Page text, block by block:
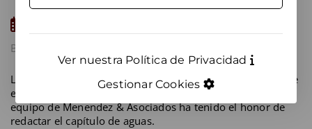
BLOG
La conocida colección de los Mementos Prácticos Lefevbre
extiende su catálogo al Medio Ambiente (2019-2020) y un
equipo de Menendez & Asociados ha tenido el honor de
redactar el capítulo de aguas.
Ver nuestra Política de Privacidad
Gestionar Cookies